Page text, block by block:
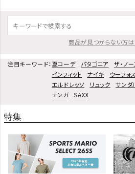
商品が見つからない方は
注目キーワード：夏コーデ パタゴニア ザ・ノー
インフィット
ナイキ ウーフォス
エルドレッソ
リュック サンダ
ナンガ
SAXX
特集